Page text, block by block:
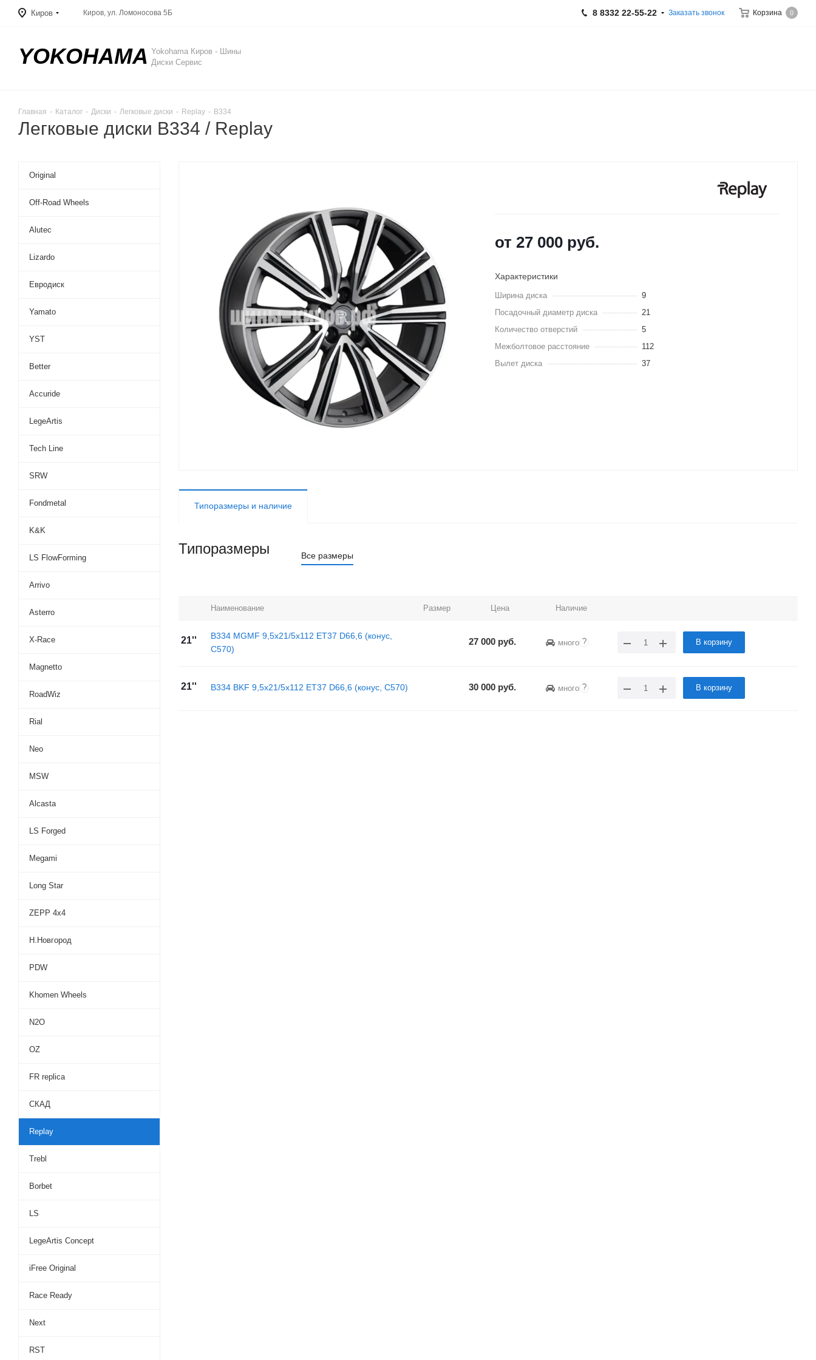
Киров Корзина 0
Киров, ул. Ломоносова 5Б 8 8332 22-55-22 Заказать звонок
YOKOHAMA Yokohama Киров - Шины
Диски Сервис
Главная - Каталог - Диски - Легковые диски - Replay - B334
Легковые диски B334 / Replay
от 27 000 руб.
Характеристики
Ширина диска
9
Посадочный диаметр диска
21
Количество отверстий
5
Межболтовое расстояние
112
Вылет диска
37
Типоразмеры и наличие
Типоразмеры Все размеры
Наименование Размер Цена Наличие
21''
B334 MGMF 9,5x21/5x112 ET37 D66,6 (конус,
C570)
27 000 руб. много ? В корзину
21'' B334 BKF 9,5x21/5x112 ET37 D66,6 (конус, C570) 30 000 руб. много ? В корзину
Original
Off-Road Wheels
Alutec
Lizardo
Евродиск
Yamato
YST
Better
Accuride
LegeArtis
Tech Line
SRW
Fondmetal
K&K
LS FlowForming
Arrivo
Asterro
X-Race
Magnetto
RoadWiz
Rial
Neo
MSW
Alcasta
LS Forged
Megami
Long Star
ZEPP 4х4
Н.Новгород
PDW
Khomen Wheels
N2O
OZ
FR replica
СКАД
Replay
Trebl
Borbet
LS
LegeArtis Concept
iFree Original
Race Ready
Next
RST